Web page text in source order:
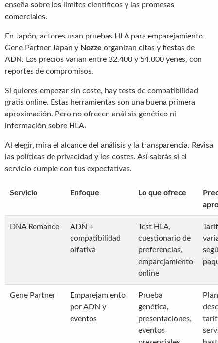
enseña sobre los límites científicos y las promesas
comerciales.
En Japón, actores usan pruebas HLA para emparejamiento.
Gene Partner Japan y Nozze organizan citas y fiestas de
ADN. Los precios varían entre 32.400 y 54.000 yenes, con
reportes de compromisos.
Si quieres empezar sin coste, hay tests de compatibilidad
gratis online. Estas herramientas son una buena primera
aproximación. Pero no ofrecen análisis genético ni
información sobre HLA.
Al elegir, mira el alcance del análisis y la transparencia. Revisa
las políticas de privacidad y los costes. Así sabrás si el
servicio cumple con tus expectativas.
Servicio Enfoque Lo que ofrece
DNA Romance
ADN +
compatibilidad
olfativa
Test HLA,
cuestionario de
preferencias,
emparejamiento
online
Gene Partner
Emparejamiento
por ADN y
eventos
Prueba
genética,
presentaciones,
eventos